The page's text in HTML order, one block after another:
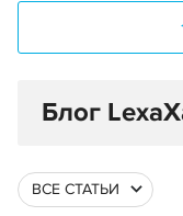
Блог
ВСЕ СТАТЬИ